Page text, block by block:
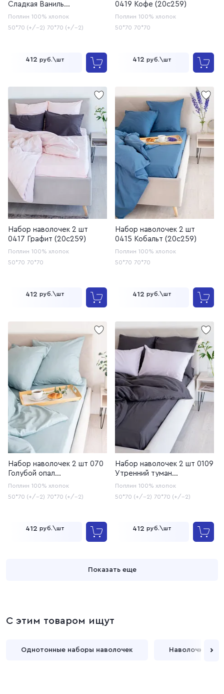
Сладкая Ваниль
(20с253У/220, 20с259)
Поплин 100% хлопок
50*70 (+/-2) 70*70 (+/-2)
412 руб.\шт
0419 Кофе (20с259)
Поплин 100% хлопок
50*70 70*70
412 руб.\шт
Набор наволочек 2 шт
0417 Графит (20с259)
Поплин 100% хлопок
50*70 70*70
412 руб.\шт
Набор наволочек 2 шт
0415 Кобальт (20с259)
Поплин 100% хлопок
50*70 70*70
412 руб.\шт
Набор наволочек 2 шт 070
Голубой опал
(20с253У/220, 20с259)
Поплин 100% хлопок
50*70 (+/-2) 70*70 (+/-2)
412 руб.\шт
Набор наволочек 2 шт 0109
Утренний туман
(20с253У/220, 20с259)
Поплин 100% хлопок
50*70 (+/-2) 70*70 (+/-2)
412 руб.\шт
Показать еще
С этим товаром ищут
Однотонные наборы наволочек Наволочки с